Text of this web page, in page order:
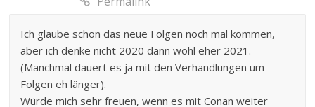
Ich glaube schon das neue Folgen noch mal kommen,
aber ich denke nicht 2020 dann wohl eher 2021.
(Manchmal dauert es ja mit den Verhandlungen um
Folgen eh länger).
Würde mich sehr freuen, wenn es mit Conan weiter